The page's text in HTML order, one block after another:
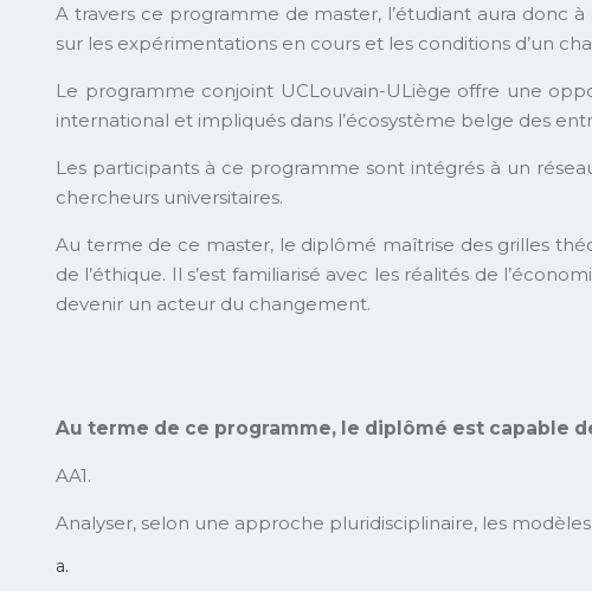
A travers ce programme de master, l’étudiant aura donc
sur les expérimentations en cours et les conditions d’un
Le programme conjoint UCLouvain-ULiège offre une
international et impliqués dans l’écosystème belge des
Les participants à ce programme sont intégrés à un
chercheurs universitaires.
Au terme de ce master, le diplômé maîtrise des grilles
de l’éthique. Il s’est familiarisé avec les réalités de
devenir un acteur du changement.
Au terme de ce programme, le diplômé est capable
AA1.
Analyser, selon une approche pluridisciplinaire, les
a.